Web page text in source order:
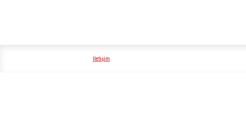
İletişim